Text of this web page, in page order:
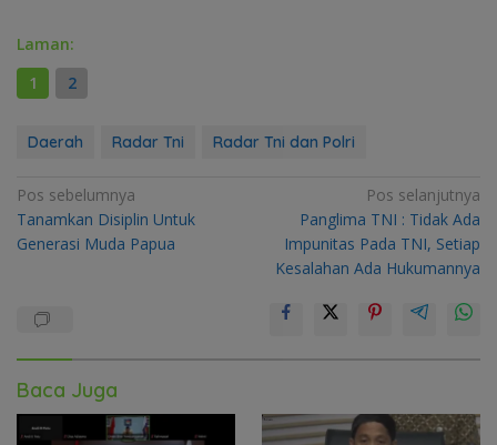
Laman:
1
2
Daerah Radar Tni Radar Tni dan Polri
Navigasi
pos
Pos sebelumnya
Tanamkan Disiplin Untuk
Generasi Muda Papua
Pos selanjutnya
Panglima TNI : Tidak Ada
Impunitas Pada TNI, Setiap
Kesalahan Ada Hukumannya
Baca Juga